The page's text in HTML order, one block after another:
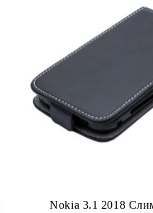
Nokia 3.1 2018